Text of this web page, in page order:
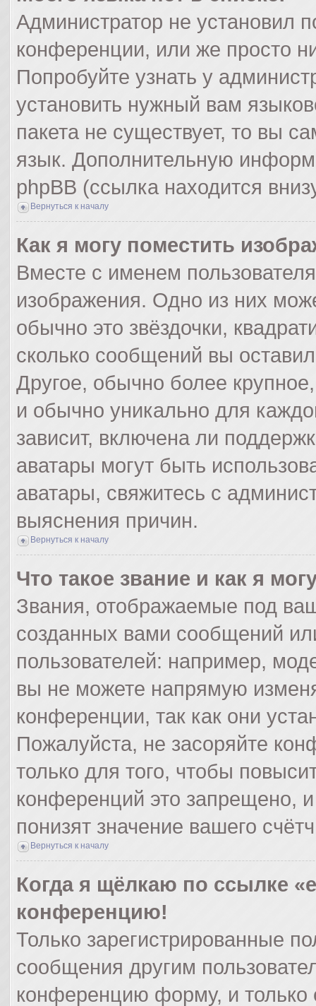
Администратор не установил
конференции, или же просто
Попробуйте узнать у
установить нужный вам
пакета не существует, то вы
язык. Дополнительную
phpBB (ссылка находится
Вернуться к началу
Как я могу поместить
Вместе с именем
изображения. Одно из них
обычно это звёздочки,
сколько сообщений вы
Другое, обычно более
и обычно уникально для
зависит, включена ли
аватары могут быть
аватары, свяжитесь с
выяснения причин.
Вернуться к началу
Что такое звание и как я
Звания, отображаемые под
созданных вами сообщений
пользователей: например,
вы не можете напрямую
конференции, так как они
Пожалуйста, не засоряйте
только для того, чтобы
конференций это запрещено,
понизят значение вашего
Вернуться к началу
Когда я щёлкаю по ссылке
конференцию!
Только зарегистрированные
сообщения другим
конференцию форму, и только